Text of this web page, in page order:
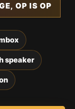
OP IS OP
speaker